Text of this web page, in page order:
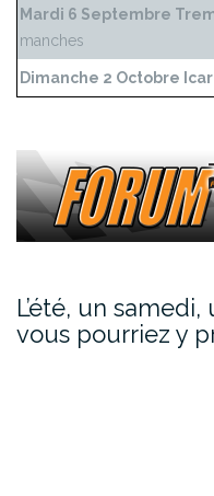
Mardi 6 Septembre
manches
Dimanche 2 Octobre Icar
L’été, un
vous pourriez y